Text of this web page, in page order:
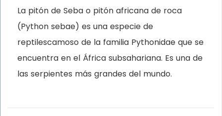
La pitón de Seba o pitón africana de roca
(Python sebae) es una especie de
reptilescamoso de la familia Pythonidae que se
encuentra en el África subsahariana. Es una de
las serpientes más grandes del mundo.